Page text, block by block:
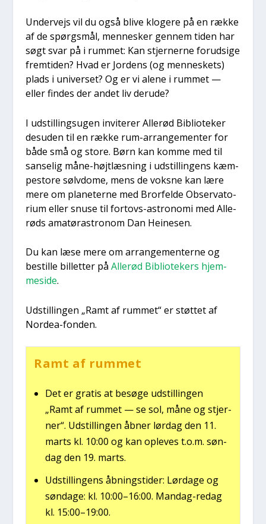
Under­vejs vil du også bli­ve klo­ge­re på en ræk­ke
af de spørgs­mål, men­ne­sker gen­nem tiden har
søgt svar på i rum­met: Kan stjer­ner­ne for­ud­si­ge
frem­ti­den? Hvad er Jor­dens (og men­ne­skets)
plads i uni­ver­set? Og er vi ale­ne i rum­met —
eller fin­des der andet liv der­u­de?
I udstil­lings­u­gen invi­te­rer Alle­rød Bibli­o­te­ker
des­u­den til en ræk­ke rum-arran­ge­men­ter for
både små og sto­re. Børn kan kom­me med til
san­se­lig måne-højt­læs­ning i udstil­lin­gens kæm­
pe­sto­re sølv­do­me, mens de voks­ne kan lære
mere om pla­ne­ter­ne med Bror­fel­de Obser­va­to­
ri­um eller snu­se til for­tovs-astro­no­mi med Alle­
røds ama­tøra­stro­nom Dan Hei­ne­sen.
Du kan læse mere om arran­ge­men­ter­ne og
bestil­le bil­let­ter på Alle­rød Bibli­o­te­kers hjem­
mesi­de.
Udstil­lin­gen „Ramt af rum­met“ er støt­tet af
Nor­dea-fon­den.
Ramt af rum­met
Det er gra­tis at besø­ge udstil­lin­gen
„Ramt af rum­met — se sol, måne og stjer­
ner“. Udstil­lin­gen åbner lør­dag den 11.
marts kl. 10:00 og kan ople­ves t.o.m. søn­
dag den 19. marts.
Udstil­lin­gens åbning­sti­der: Lør­da­ge og
søn­da­ge: kl. 10:00–16:00. Man­dag-redag
kl. 15:00–19:00.